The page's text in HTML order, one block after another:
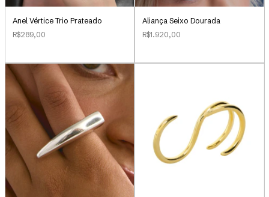
Anel Vértice Trio Prateado
R$289,00
Aliança Seixo Dourada
R$1.920,00